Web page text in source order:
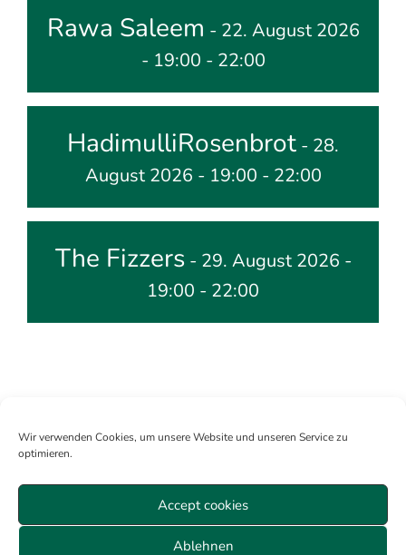
Wir verwenden Cookies, um unsere Website und unseren Service zu
optimieren.
Accept cookies
Ablehnen
Rawa Saleem - 22. August 2026
- 19:00 - 22:00
HadimulliRosenbrot - 28.
August 2026 - 19:00 - 22:00
The Fizzers- 29. August 2026 -
19:00 - 22:00
Mitglied werden Anmelden Über uns
Sitemap